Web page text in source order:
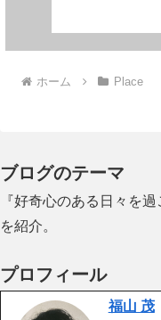
ホーム Place
ブログのテーマ
『好奇心のある日々を
を紹介。
プロフィール
福山 茂